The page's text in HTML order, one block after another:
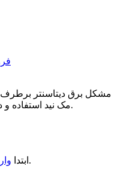
۱۵
مشکل برق دیتاسنتر
مک نید استفاده و دانلود‌هاتون رو انجام بدید.
ابتدا تا بتوانید دیدگاهی ارسال کنید.